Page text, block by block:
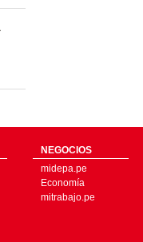
NEGOCIOS
midepa.pe
Economía
mitrabajo.pe